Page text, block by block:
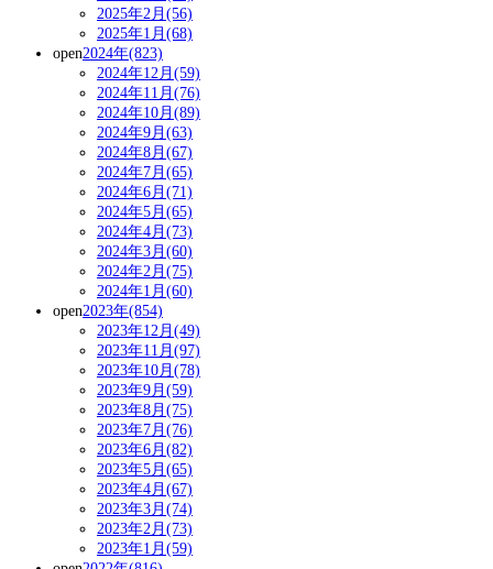
2025年2月(56)
2025年1月(68)
open2024年(823)
2024年12月(59)
2024年11月(76)
2024年10月(89)
2024年9月(63)
2024年8月(67)
2024年7月(65)
2024年6月(71)
2024年5月(65)
2024年4月(73)
2024年3月(60)
2024年2月(75)
2024年1月(60)
open2023年(854)
2023年12月(49)
2023年11月(97)
2023年10月(78)
2023年9月(59)
2023年8月(75)
2023年7月(76)
2023年6月(82)
2023年5月(65)
2023年4月(67)
2023年3月(74)
2023年2月(73)
2023年1月(59)